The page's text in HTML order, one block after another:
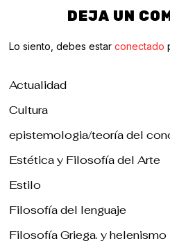
DEJA UN
Lo siento, debes estarconectado
Actualidad
Cultura
epistemologia/teoría del
Estética y Filosofía del Arte
Estilo
Filosofía del lenguaje
Filosofía Griega. y helenismo